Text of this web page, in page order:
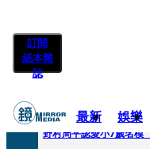
訂閱
紙本雜
誌
最新 娛樂
快訊
野村周平認愛小7歲名